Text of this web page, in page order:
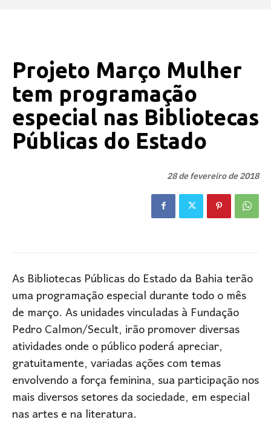
Projeto Março Mulher
tem programação
especial nas Bibliotecas
Públicas do Estado
28 de fevereiro de 2018
As Bibliotecas Públicas do Estado da Bahia terão
uma programação especial durante todo o mês
de março. As unidades vinculadas à Fundação
Pedro Calmon/Secult, irão promover diversas
atividades onde o público poderá apreciar,
gratuitamente, variadas ações com temas
envolvendo a força feminina, sua participação nos
mais diversos setores da sociedade, em especial
nas artes e na literatura.